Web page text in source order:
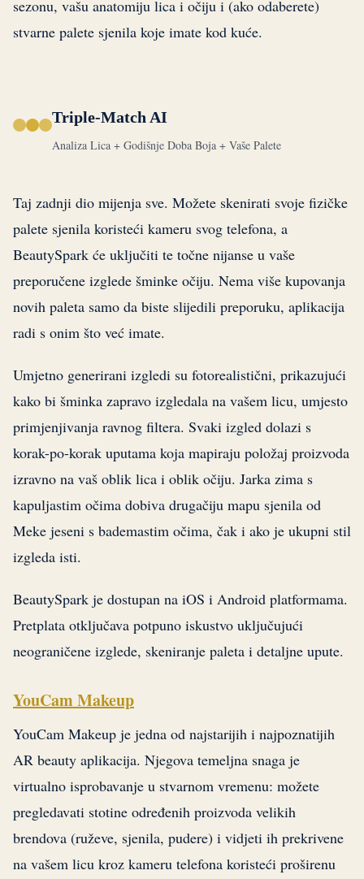
sezonu, vašu anatomiju lica i očiju i (ako odaberete)
stvarne palete sjenila koje imate kod kuće.
Triple-Match AI
Analiza Lica + Godišnje Doba Boja + Vaše Palete
Taj zadnji dio mijenja sve. Možete skenirati svoje fizičke
palete sjenila koristeći kameru svog telefona, a
BeautySpark će uključiti te točne nijanse u vaše
preporučene izglede šminke očiju. Nema više kupovanja
novih paleta samo da biste slijedili preporuku, aplikacija
radi s onim što već imate.
Umjetno generirani izgledi su fotorealistični, prikazujući
kako bi šminka zapravo izgledala na vašem licu, umjesto
primjenjivanja ravnog filtera. Svaki izgled dolazi s
korak-po-korak uputama koja mapiraju položaj proizvoda
izravno na vaš oblik lica i oblik očiju. Jarka zima s
kapuljastim očima dobiva drugačiju mapu sjenila od
Meke jeseni s bademastim očima, čak i ako je ukupni stil
izgleda isti.
BeautySpark je dostupan na iOS i Android platformama.
Pretplata otključava potpuno iskustvo uključujući
neograničene izglede, skeniranje paleta i detaljne upute.
YouCam Makeup
YouCam Makeup je jedna od najstarijih i najpoznatijih
AR beauty aplikacija. Njegova temeljna snaga je
virtualno isprobavanje u stvarnom vremenu: možete
pregledavati stotine određenih proizvoda velikih
brendova (ruževe, sjenila, pudere) i vidjeti ih prekrivene
na vašem licu kroz kameru telefona koristeći proširenu